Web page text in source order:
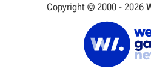
Copyright © 2000 - 2026